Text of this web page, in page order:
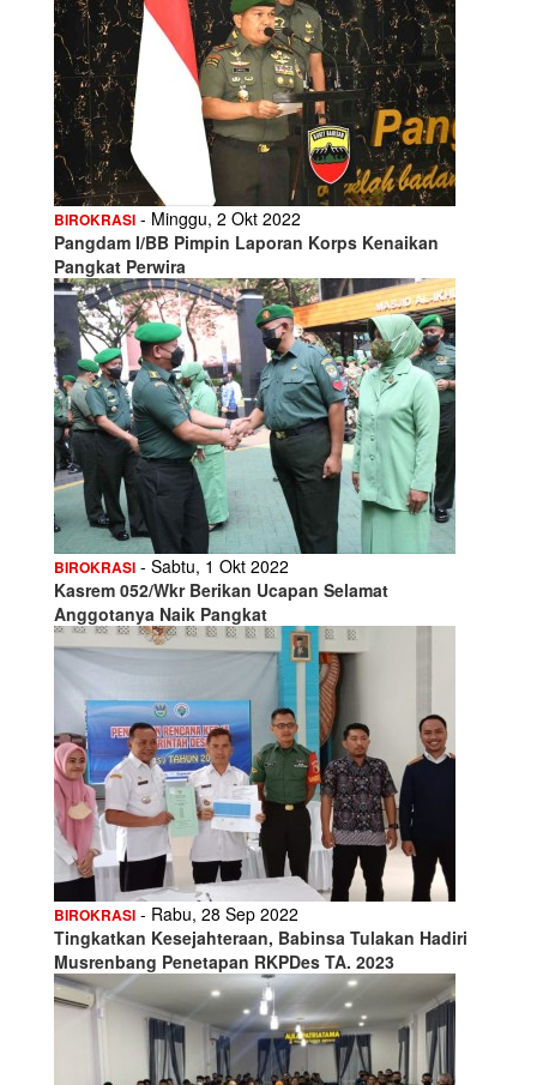
BIROKRASI - Minggu, 2 Okt 2022
Pangdam I/BB Pimpin Laporan Korps Kenaikan
Pangkat Perwira
BIROKRASI - Sabtu, 1 Okt 2022
Kasrem 052/Wkr Berikan Ucapan Selamat
Anggotanya Naik Pangkat
BIROKRASI - Rabu, 28 Sep 2022
Tingkatkan Kesejahteraan, Babinsa Tulakan Hadiri
Musrenbang Penetapan RKPDes TA. 2023